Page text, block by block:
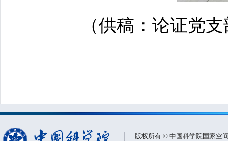
（供稿：论证党
版权所有 © 中国科学院国家空